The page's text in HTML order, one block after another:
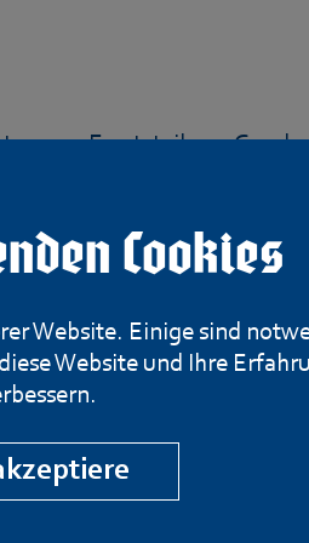
Cookies
Website. Einige sind
Website und Ihre
Ersatzteile
3Stk.